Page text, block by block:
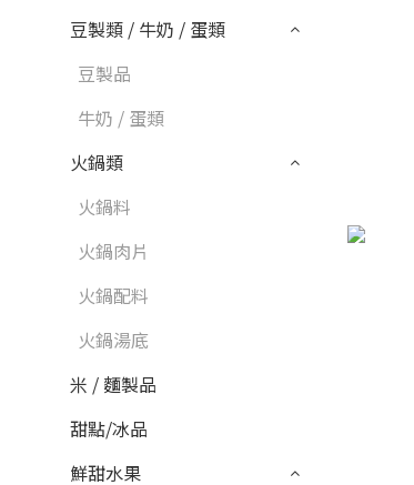
豆製類 / 牛奶 / 蛋類
豆製品
牛奶 / 蛋類
火鍋類
火鍋料
火鍋肉片
火鍋配料
火鍋湯底
米 / 麵製品
甜點/冰品
鮮甜水果